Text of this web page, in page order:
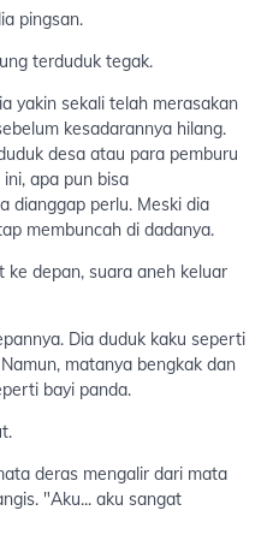
pingsan.
terduduk tegak.
yakin sekali telah merasakan
kesadarannya hilang.
desa atau para pemburu
apa pun bisa
dianggap perlu. Meski dia
membuncah di dadanya.
ke depan, suara aneh keluar
Dia duduk kaku seperti
matanya bengkak dan
bayi panda.
deras mengalir dari mata
"Aku... aku sangat